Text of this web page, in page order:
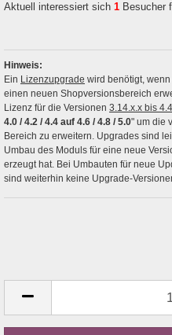
Aktuell interessiert sich 1 Besucher
Hinweis:
Ein Lizenzupgrade wird benötigt,
einen neuen Shopversionsbereich erweitert
Lizenz für die Versionen 3.14.x.x bis
4.0 / 4.2 / 4.4 auf 4.6 / 4.8 / 5.0" um die
Bereich zu erweitern. Upgrades sind leider immer dann notwendig, wenn der
Umbau des Moduls für eine neue
erzeugt hat. Bei Umbauten für neue Update-Versionen die im Rahmen bleiben,
sind weiterhin keine Upgrade-